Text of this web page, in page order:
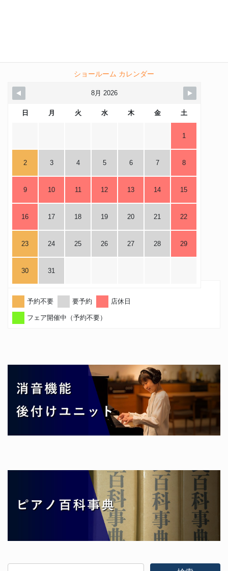
ショールーム カレンダー
8月 2026
日 月 火 水 木 金 土
1
2 3 4 5 6 7 8
9 10 11 12 13 14 15
16 17 18 19 20 21 22
23 24 25 26 27 28 29
30 31
予約不要 要予約 店休日
フェア開催中（予約不要）